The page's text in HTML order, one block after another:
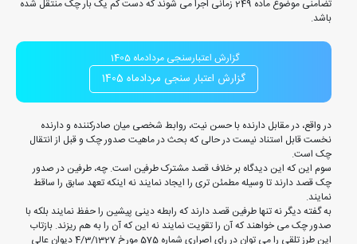
تضامنی موضوع ماده 249 زمانی اجرا می شوند که دست کم یک بار چک منتقل شده
باشد.
گزارش اعتبارسنجی مردادماه 1405
گزارش اعتبار سنجی مردادماه 1405
در واقع، در مقابل دارنده با حسن نیت، روابط شخصی میان صادرکننده و دارنده
نخست قابل استناد نیست در حالی که بحث در ماهیت صدور چک و قبل از انتقال
چک است.
سوم این که این دیدگاه بر خلاف قصد مشترک طرفین است. چه، طرفین در صدور
چک قصد دارند تا وسیله مطمئن تری را ایجاد نمایند نه اینکه تعهد سابق را ساقط
نمایند.
به گفته دیگر نه تنها طرفین قصد دارند که رابطه دینی پیشین را حفظ نمایند بلکه با
صدور چک می خواهند که آن را تقویت نمایند نه این که آن را به هم ریزند. بازتاب
این طرز تلقی را می توان در رای اصراری شماره 575 مورخ 4/3/1327 دیوان عالی